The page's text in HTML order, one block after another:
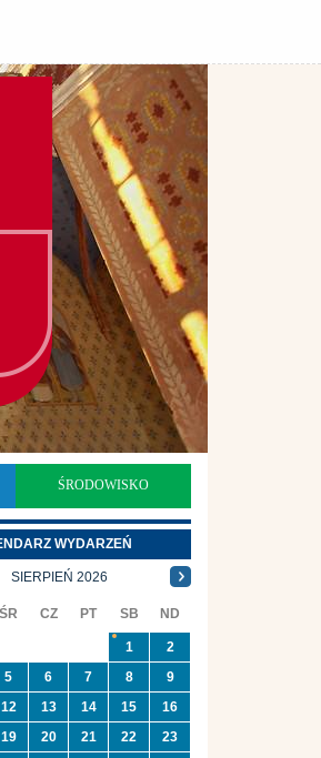
ŚRODOWISKO
WYDARZEŃ
SIERPIEŃ 2026
ŚR CZ PT SB ND
1
2
5 6 7 8
9
12 13 14 15
16
19 20 21 22
23